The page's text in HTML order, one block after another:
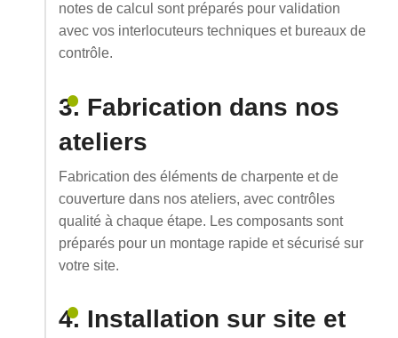
notes de calcul sont préparés pour validation
avec vos interlocuteurs techniques et bureaux de
contrôle.
3. Fabrication dans nos
ateliers
Fabrication des éléments de charpente et de
couverture dans nos ateliers, avec contrôles
qualité à chaque étape. Les composants sont
préparés pour un montage rapide et sécurisé sur
votre site.
4. Installation sur site et